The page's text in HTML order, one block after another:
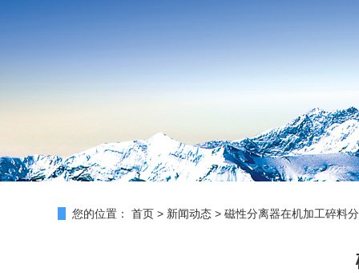
您的位置： 首页 > 新闻动态 > 磁性分离器在机加工碎料